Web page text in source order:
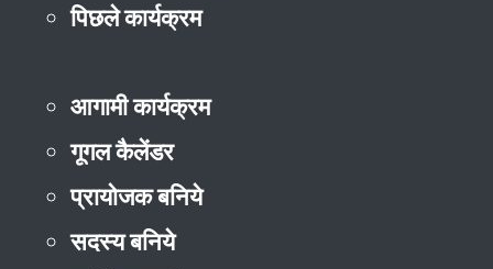
पिछले कार्यक्रम
आगामी कार्यक्रम
गूगल कैलेंडर
प्रायोजक बनिये
सदस्य बनिये